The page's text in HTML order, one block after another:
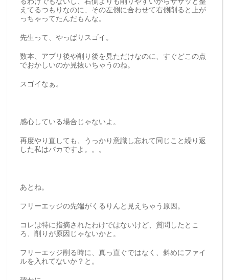
えてるつもりなのに、その左側に合わせて右側削ると上が
っちゃってたんだもんな。
先生って、やっぱりスゴイ。
数本、アプリ後や削り後を見ただけなのに、すぐどこの点
でおかしいのか見抜いちゃうのね。
スゴイなぁ。
感心している場合じゃないよ。
再度やり直しても、うっかり意識し忘れて同じこと繰り返
した私はバカですよ。。。
あとね。
フリーエッジの先端がくるりんと見えちゃう原因。
コレは特に指摘されたわけではないけど、質問したとこ
ろ、削りが原因じゃないかと。
フリーエッジ削る時に、真っ直ぐではなく、斜めにファイ
ルを入れてないか？と。